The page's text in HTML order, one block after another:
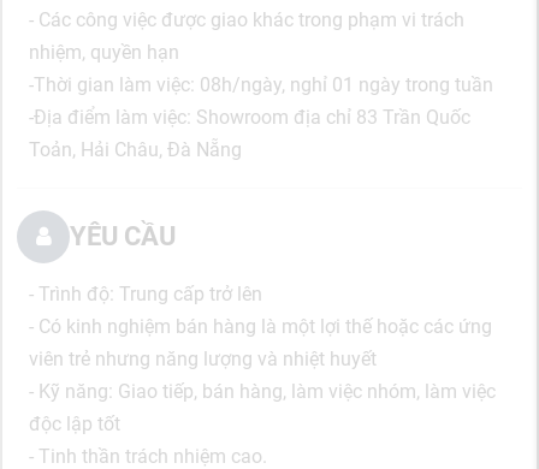
- Các công việc được giao khác trong phạm vi trách
nhiệm, quyền hạn
-Thời gian làm việc: 08h/ngày, nghỉ 01 ngày trong tuần
-Địa điểm làm việc: Showroom địa chỉ 83 Trần Quốc
Toản, Hải Châu, Đà Nẵng
YÊU CẦU
- Trình độ: Trung cấp trở lên
- Có kinh nghiệm bán hàng là một lợi thế hoặc các ứng
viên trẻ nhưng năng lượng và nhiệt huyết
- Kỹ năng: Giao tiếp, bán hàng, làm việc nhóm, làm việc
độc lập tốt
- Tinh thần trách nhiệm cao.